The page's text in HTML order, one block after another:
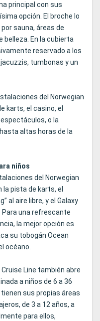
principal con sus
opción. El broche lo
sauna, áreas de
belleza. En la cubierta
reservado a los
tumbonas y un
del Norwegian
karts, el casino, el
o la
altas horas de la
niños
del Norwegian
la pista de karts, el
al aire libre, y el Galaxy
Para una refrescante
la mejor opción es
su tobogán Ocean
océano.
Line también abre
a niños de 6 a 36
sus propias áreas
de 3 a 12 años, a
para ellos,